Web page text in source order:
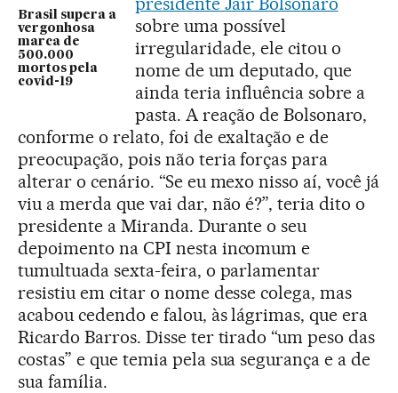
Brasil supera a
vergonhosa
marca de
500.000
mortos pela
covid-19
sobre uma possível
irregularidade, ele citou o
nome de um deputado, que
ainda teria influência sobre a
pasta. A reação de Bolsonaro,
conforme o relato, foi de exaltação e de
preocupação, pois não teria forças para
alterar o cenário. “Se eu mexo nisso aí, você já
viu a merda que vai dar, não é?”, teria dito o
presidente a Miranda. Durante o seu
depoimento na CPI nesta incomum e
tumultuada sexta-feira, o parlamentar
resistiu em citar o nome desse colega, mas
acabou cedendo e falou, às lágrimas, que era
Ricardo Barros. Disse ter tirado “um peso das
costas” e que temia pela sua segurança e a de
sua família.